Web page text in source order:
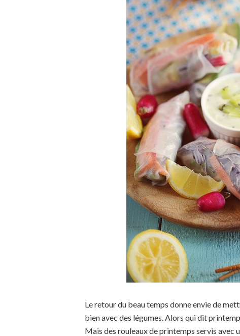
Le retour du beau temps donne envie de
bien avec des légumes. Alors qui dit
Mais des rouleaux de printemps servis avec